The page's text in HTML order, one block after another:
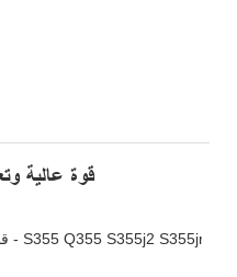
قوة عالية